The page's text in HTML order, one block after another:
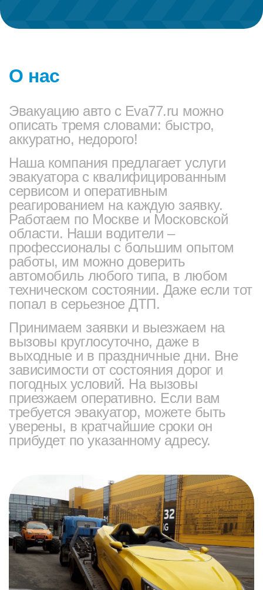
О нас
Эвакуацию авто с Eva77.ru можно
описать тремя словами: быстро,
аккуратно, недорого!
Наша компания предлагает услуги
эвакуатора с квалифицированным
сервисом и оперативным
реагированием на каждую заявку.
Работаем по Москве и Московской
области. Наши водители –
профессионалы с большим опытом
работы, им можно доверить
автомобиль любого типа, в любом
техническом состоянии. Даже если тот
попал в серьезное ДТП.
Принимаем заявки и выезжаем на
вызовы круглосуточно, даже в
выходные и в праздничные дни. Вне
зависимости от состояния дорог и
погодных условий. На вызовы
приезжаем оперативно. Если вам
требуется эвакуатор, можете быть
уверены, в кратчайшие сроки он
прибудет по указанному адресу.